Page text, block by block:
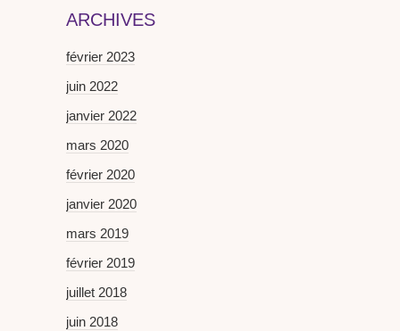
ARCHIVES
février 2023
juin 2022
janvier 2022
mars 2020
février 2020
janvier 2020
mars 2019
février 2019
juillet 2018
juin 2018